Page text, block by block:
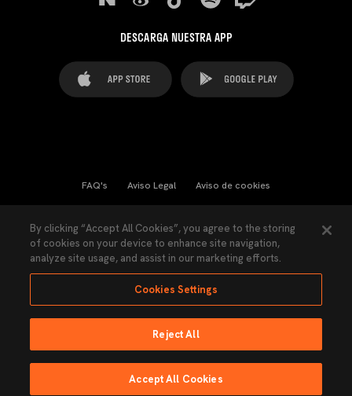
DESCARGA NUESTRA APP
FAQ's Aviso Legal Aviso de cookies
Ley Transparencia Política de Privacidad
Accesibilidad
Ninguna parte de esta página puede ser reproducida sin el permiso del Valencia
Hecho por Lobo.
By clicking “Accept All Cookies”, you agree to the storing
of cookies on your device to enhance site navigation,
analyze site usage, and assist in our marketing efforts.
Cookies Settings
Reject All
Accept All Cookies